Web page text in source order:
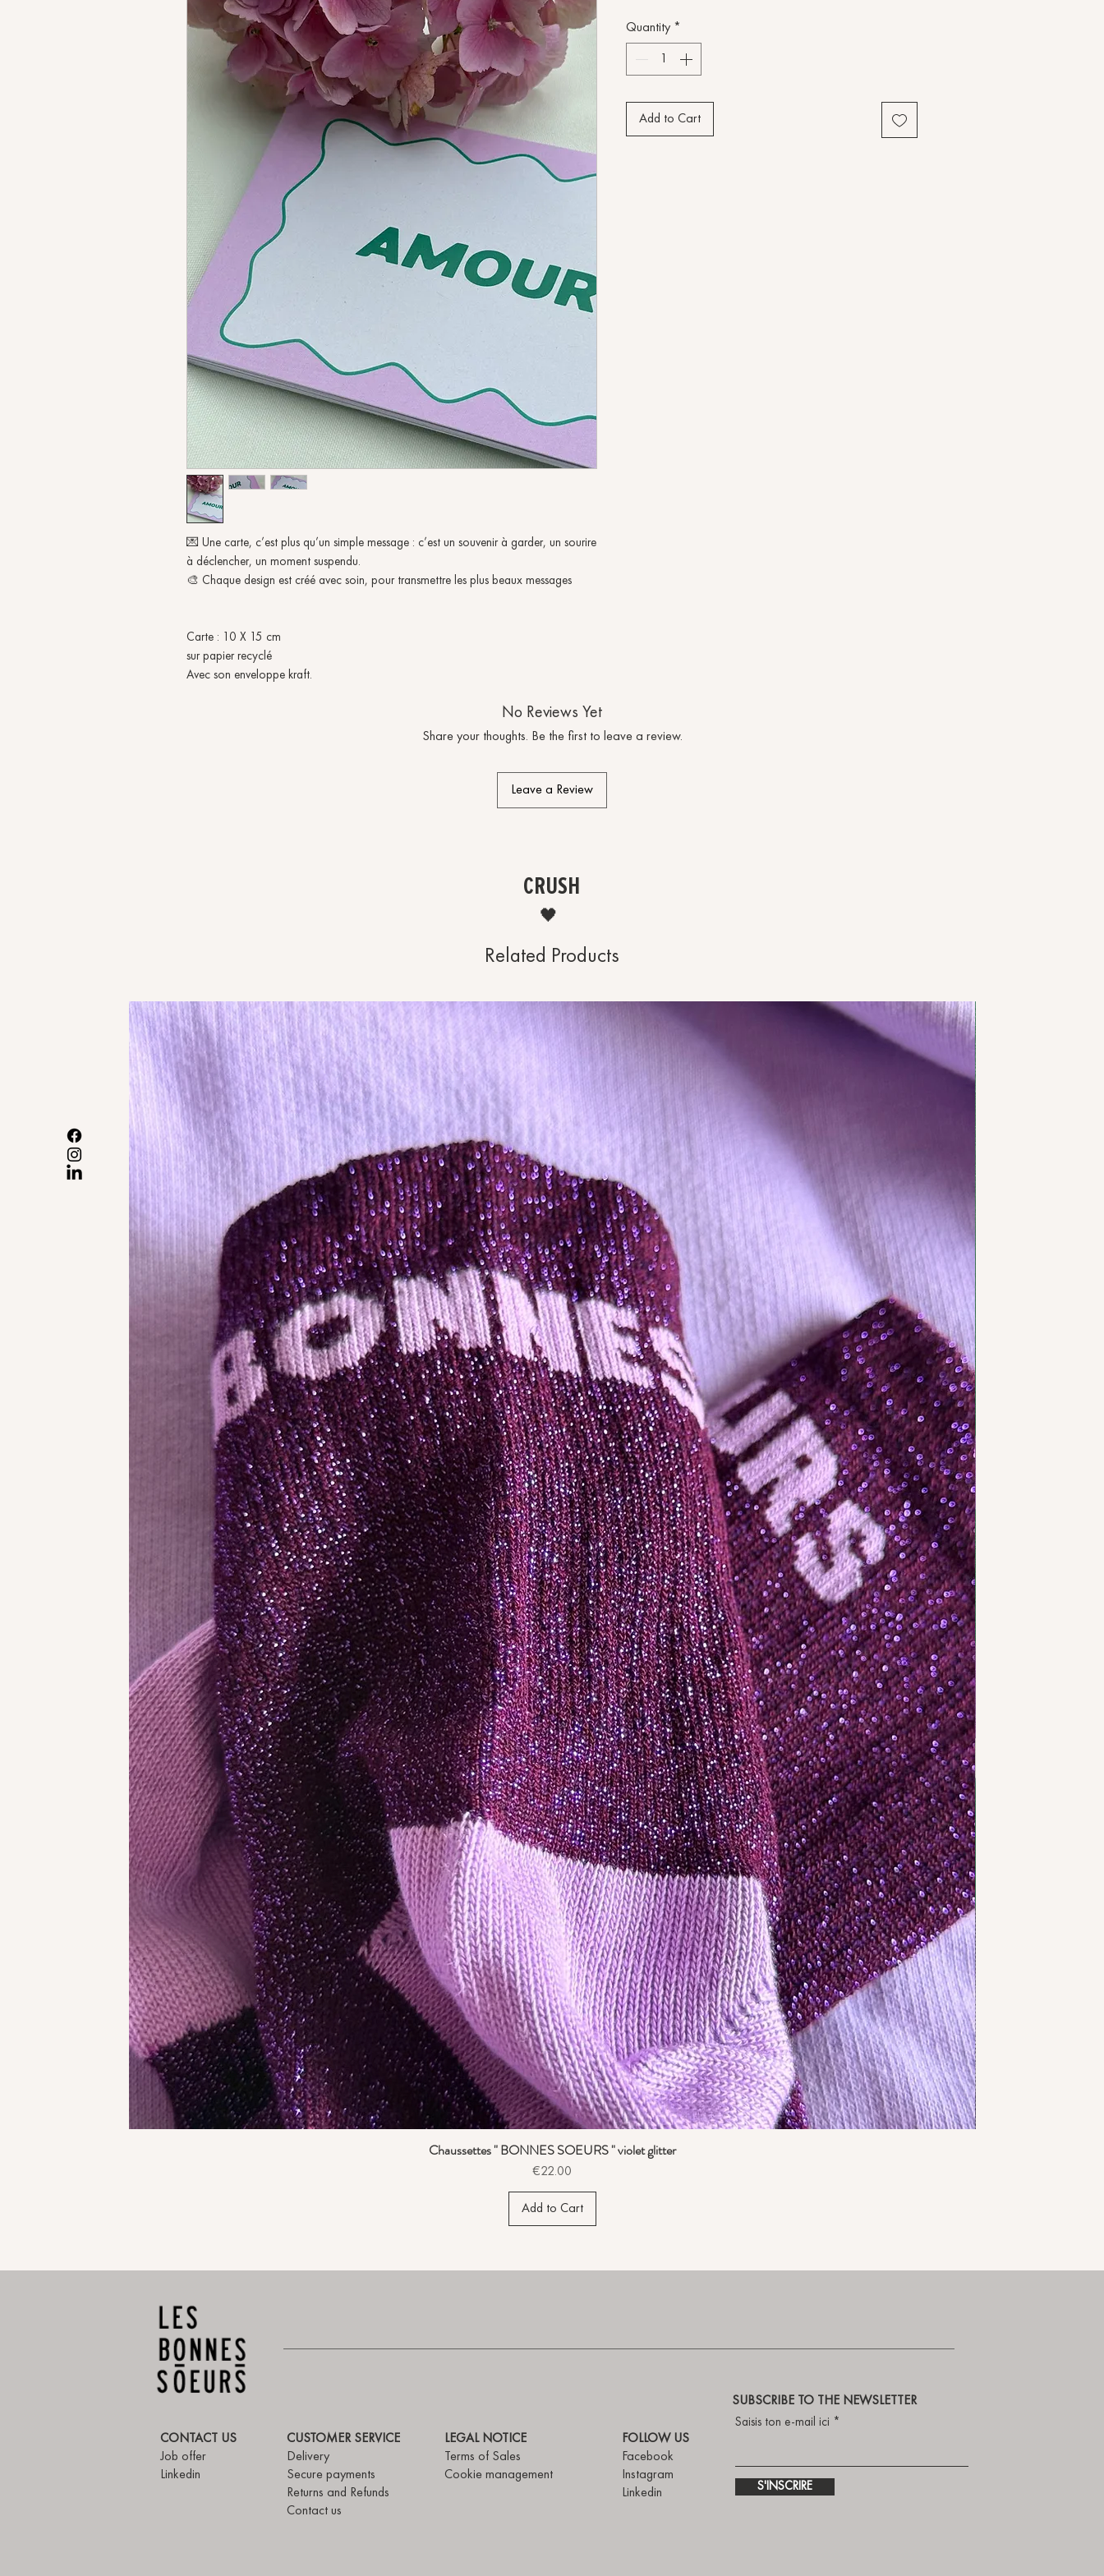
💌 Une carte, c’est plus qu’un simple message : c’est un souvenir à garder, un sourire
à déclencher, un moment suspendu.
🎨 Chaque design est créé avec soin, pour transmettre les plus beaux messages
Carte : 10 X 15 cm
sur papier recyclé
Avec son enveloppe kraft.
Quantity *
Add to Cart
No Reviews Yet
Share your thoughts. Be the first to leave a review.
Leave a Review
CRUSH
🖤
Related Products
Chaussettes " BONNES SOEURS " violet glitter
Price
€22.00
Add to Cart
CONTACT US
Job offer
Linkedin
CUSTOMER SERVICE
Delivery
Secure payments
Returns and Refunds
Contact us
LEGAL NOTICE
Terms of Sales
Cookie management
FOLLOW US
Facebook
Instagram
Linkedin
Saisis ton e-mail ici
SUBSCRIBE TO THE NEWSLETTER
S'INSCRIRE